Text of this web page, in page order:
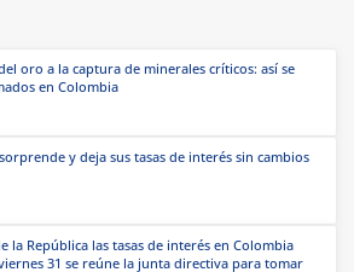
oro a la captura de minerales críticos: así se
en Colombia
y deja sus tasas de interés sin cambios
la República las tasas de interés en Colombia
31 se reúne la junta directiva para tomar